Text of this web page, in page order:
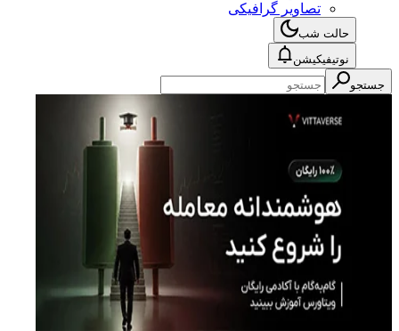
تصاویر گرافیکی
حالت شب
نوتیفیکیشن
جستجو